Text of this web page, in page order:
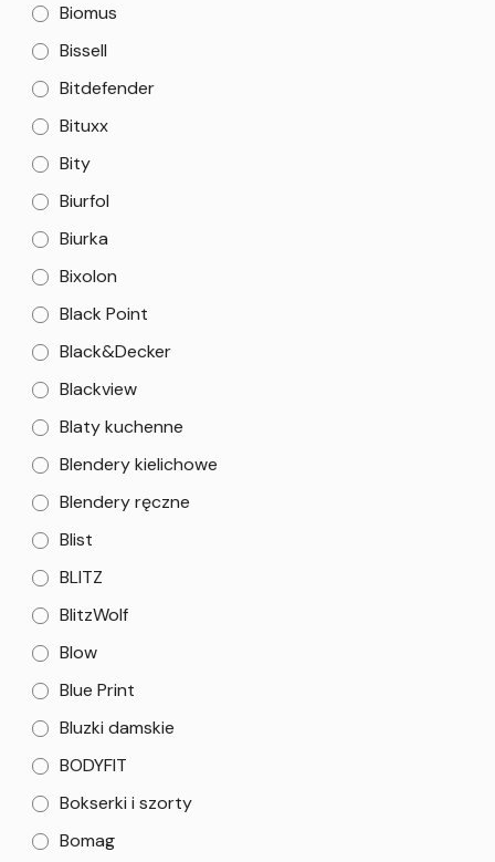
Biomus
Bissell
Bitdefender
Bituxx
Bity
Biurfol
Biurka
Bixolon
Black Point
Black&Decker
Blackview
Blaty kuchenne
Blendery kielichowe
Blendery ręczne
Blist
BLITZ
BlitzWolf
Blow
Blue Print
Bluzki damskie
BODYFIT
Bokserki i szorty
Bomag